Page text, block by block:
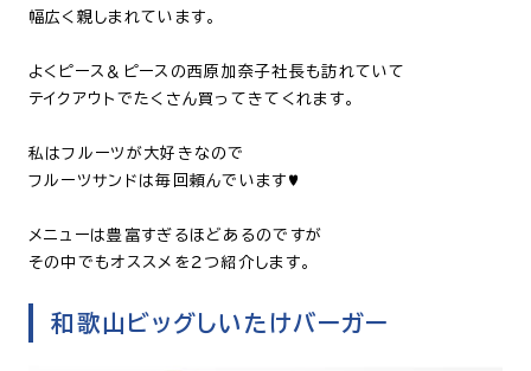
幅広く親しまれています。
よくピース＆ピースの西原加奈子社長も訪れていて
テイクアウトでたくさん買ってきてくれます。
私はフルーツが大好きなので
フルーツサンドは毎回頼んでいます♥
メニューは豊富すぎるほどあるのですが
その中でもオススメを２つ紹介します。
和歌山ビッグしいたけバーガー